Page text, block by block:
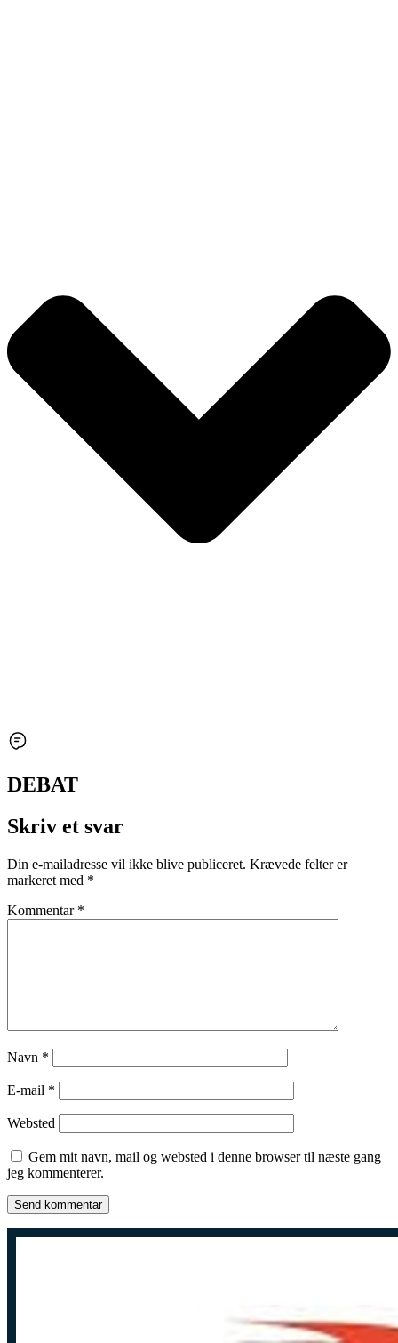
DEBAT
Skriv et svar
Din e-mailadresse vil ikke blive publiceret. Krævede felter er
markeret med *
Kommentar *
Navn *
E-mail *
Websted
Gem mit navn, mail og websted i denne browser til næste gang
jeg kommenterer.